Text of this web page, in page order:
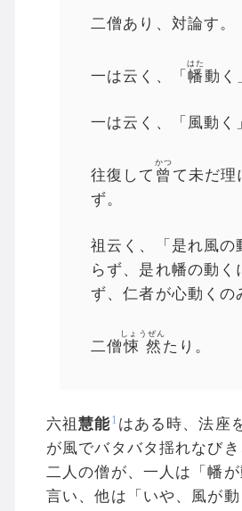
二僧あり、対論す。
一は云く、「 幡
はた
動く
一は云く、「風動く
往復して 曾
かつ
て未だ理
ず。
祖云く、「是れ風の
らず、是れ幡の動く
ず、仁者が心動くの
二僧悚然
しょうぜん
たり。
六祖慧能1 はある時、法座
が風でバタバタ揺れなび
二人の僧が、一人は「幡
言い、他は「いや、風が動